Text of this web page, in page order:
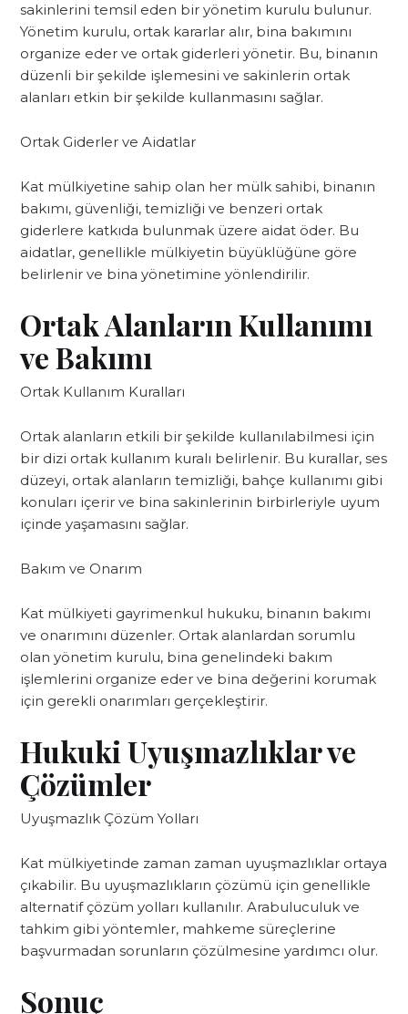
sakinlerini temsil eden bir yönetim kurulu bulunur.
Yönetim kurulu, ortak kararlar alır, bina bakımını
organize eder ve ortak giderleri yönetir. Bu, binanın
düzenli bir şekilde işlemesini ve sakinlerin ortak
alanları etkin bir şekilde kullanmasını sağlar.
Ortak Giderler ve Aidatlar
Kat mülkiyetine sahip olan her mülk sahibi, binanın
bakımı, güvenliği, temizliği ve benzeri ortak
giderlere katkıda bulunmak üzere aidat öder. Bu
aidatlar, genellikle mülkiyetin büyüklüğüne göre
belirlenir ve bina yönetimine yönlendirilir.
Ortak Alanların Kullanımı
ve Bakımı
Ortak Kullanım Kuralları
Ortak alanların etkili bir şekilde kullanılabilmesi için
bir dizi ortak kullanım kuralı belirlenir. Bu kurallar, ses
düzeyi, ortak alanların temizliği, bahçe kullanımı gibi
konuları içerir ve bina sakinlerinin birbirleriyle uyum
içinde yaşamasını sağlar.
Bakım ve Onarım
Kat mülkiyeti gayrimenkul hukuku, binanın bakımı
ve onarımını düzenler. Ortak alanlardan sorumlu
olan yönetim kurulu, bina genelindeki bakım
işlemlerini organize eder ve bina değerini korumak
için gerekli onarımları gerçekleştirir.
Hukuki Uyuşmazlıklar ve
Çözümler
Uyuşmazlık Çözüm Yolları
Kat mülkiyetinde zaman zaman uyuşmazlıklar ortaya
çıkabilir. Bu uyuşmazlıkların çözümü için genellikle
alternatif çözüm yolları kullanılır. Arabuluculuk ve
tahkim gibi yöntemler, mahkeme süreçlerine
başvurmadan sorunların çözülmesine yardımcı olur.
Sonuç